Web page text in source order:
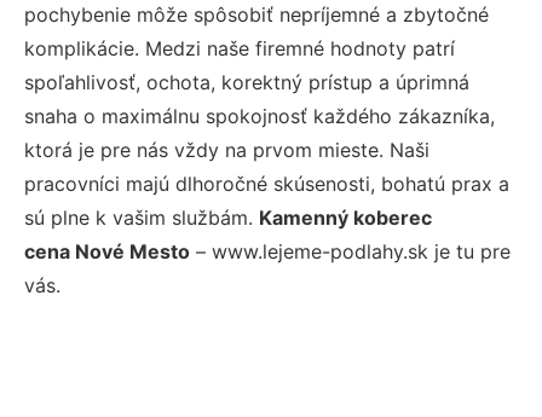
pochybenie môže spôsobiť nepríjemné a zbytočné
komplikácie. Medzi naše firemné hodnoty patrí
spoľahlivosť, ochota, korektný prístup a úprimná
snaha o maximálnu spokojnosť každého zákazníka,
ktorá je pre nás vždy na prvom mieste. Naši
pracovníci majú dlhoročné skúsenosti, bohatú prax a
sú plne k vašim službám. Kamenný koberec
cena Nové Mesto – www.lejeme-podlahy.sk je tu pre
vás.